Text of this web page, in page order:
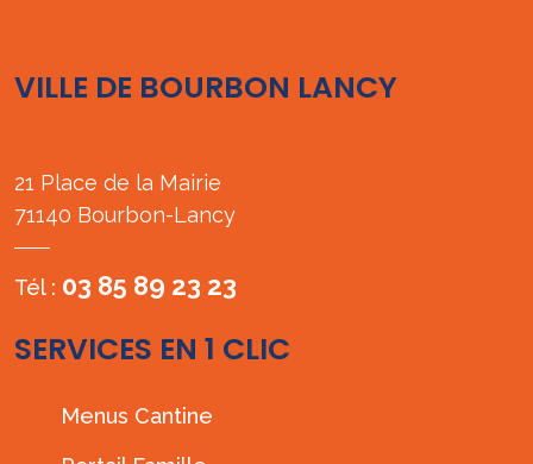
VILLE DE BOURBON LANCY
21 Place de la Mairie
71140 Bourbon-Lancy
Tél : 03 85 89 23 23
SERVICES EN 1 CLIC
Menus Cantine